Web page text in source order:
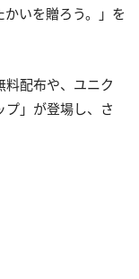
いを贈ろう。」を
配布や、ユニク
プ」が登場し、さ